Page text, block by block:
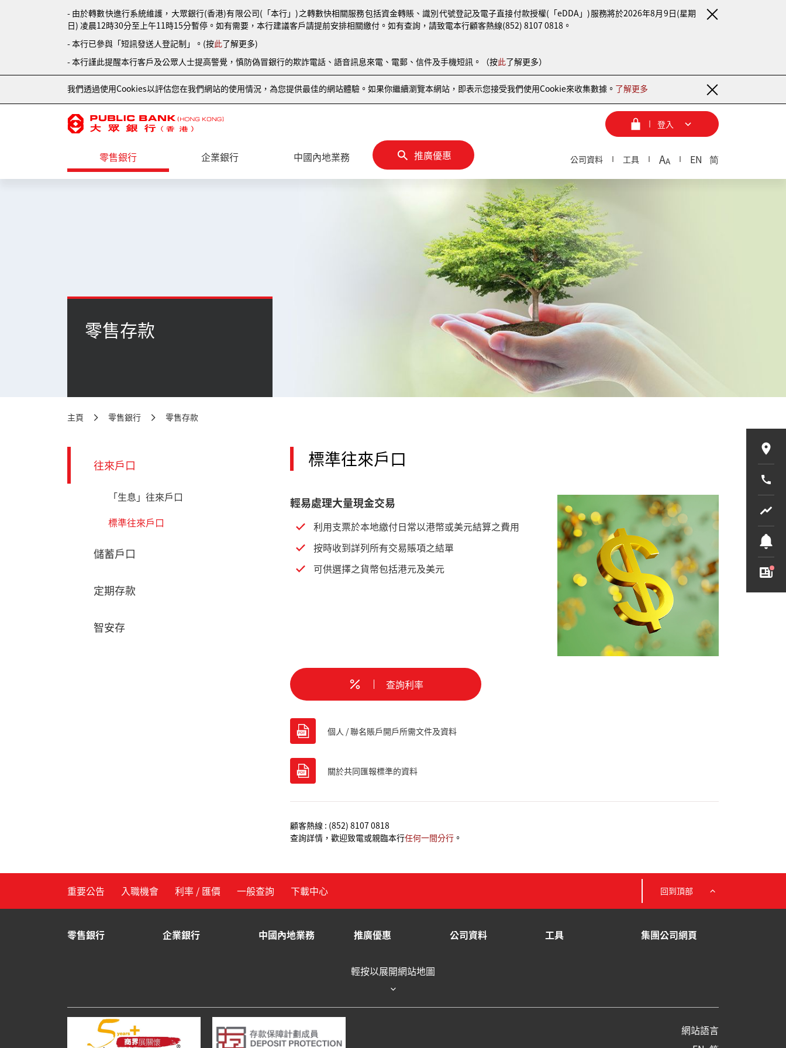
- 由於轉數快進行系統維護，大眾銀行(香港)有限公司(「本行」)之轉數快相關服務包括資金轉賬、識別代號登記及電子直接付款授權(「eDDA」)服務將於2026年8月9日(星期
日) 凌晨12時30分至上午11時15分暫停。如有需要，本行建議客戶請提前安排相關繳付。如有查詢，請致電本行顧客熱線(852) 8107 0818。
- 本行已參與「短訊發送人登記制」。(按此了解更多)
- 本行謹此提醒本行客戶及公眾人士提高警覺，慎防偽冒銀行的欺詐電話、語音訊息來電、電郵、信件及手機短訊。（按此了解更多）
我們透過使用Cookies以評估您在我們網站的使用情況，為您提供最佳的網站體驗。如果你繼續瀏覽本網站，即表示您接受我們使用Cookie來收集數據。 了解更多
登入
零售銀行 企業銀行 中國內地業務 推廣優惠 公司資料 工具 AA EN 简
零售存款
主頁 零售銀行 零售存款
往來戶口
「生息」往來戶口
標準往來戶口
儲蓄戶口
定期存款
智安存
標準往來戶口
輕易處理大量現金交易
利用支票於本地繳付日常以港幣或美元結算之費用
按時收到詳列所有交易賬項之結單
可供選擇之貨幣包括港元及美元
查詢利率
個人 / 聯名賬戶開戶所需文件及資料
關於共同匯報標準的資料
顧客熱線 : (852) 8107 0818
查詢詳情，歡迎致電或親臨本行任何一間分行 。
重要公告 入職機會 利率 / 匯價 一般查詢 下載中心 回到頂部
輕按以展開網站地圖
零售銀行 企業銀行 中國內地業務 推廣優惠 公司資料 工具 集團公司網頁
網站語言